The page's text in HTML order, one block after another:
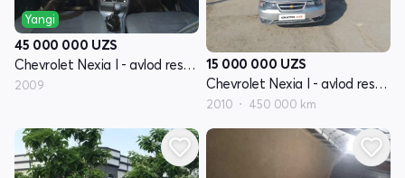
Yangi
45 000 000 UZS
Chevrolet Nexia I - avlod restayling
2009
15 000 000 UZS
Chevrolet Nexia I - avlod restayling
2010 450 000 km